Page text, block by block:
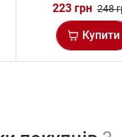
223 грн 248
Купити